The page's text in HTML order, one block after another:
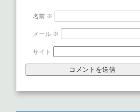
名前 ※
メール ※
サイト